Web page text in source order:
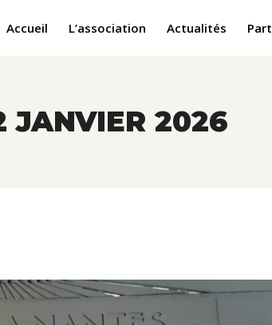
Accueil L’association Actualités
JANVIER 2026